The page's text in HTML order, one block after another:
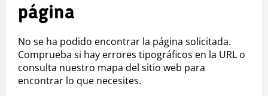
página
No se ha podido encontrar la página solicitada.
Comprueba si hay errores tipográficos en la URL o
consulta nuestro mapa del sitio web para
encontrar lo que necesites.